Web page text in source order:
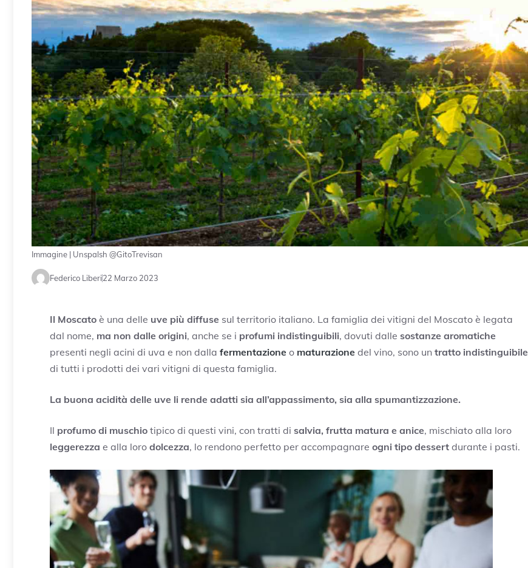
Immagine | Unspalsh @GitoTrevisan
Federico Liberi22 Marzo 2023
Il Moscato è una delle uve più diffuse sul territorio italiano. La famiglia dei vitigni del Moscato è legata
dal nome, ma non dalle origini, anche se i profumi indistinguibili, dovuti dalle sostanze aromatiche
presenti negli acini di uva e non dalla fermentazione o maturazione del vino, sono un tratto indistinguibile
di tutti i prodotti dei vari vitigni di questa famiglia.
La buona acidità delle uve li rende adatti sia all’appassimento, sia alla spumantizzazione.
Il profumo di muschio tipico di questi vini, con tratti di salvia, frutta matura e anice, mischiato alla loro
leggerezza e alla loro dolcezza, lo rendono perfetto per accompagnare ogni tipo dessert durante i pasti.